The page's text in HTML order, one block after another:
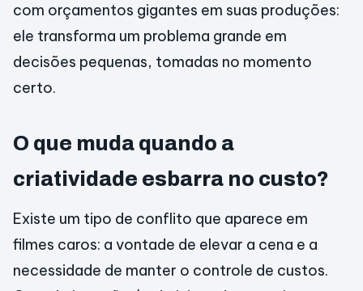
com orçamentos gigantes em suas produções:
ele transforma um problema grande em
decisões pequenas, tomadas no momento
certo.
O que muda quando a
criatividade esbarra no custo?
Existe um tipo de conflito que aparece em
filmes caros: a vontade de elevar a cena e a
necessidade de manter o controle de custos.